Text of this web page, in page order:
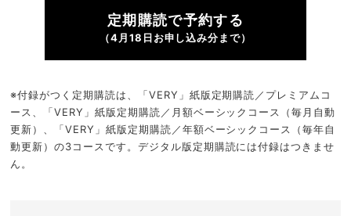
定期購読で予約する
（4月18日お申し込み分まで）
※付録がつく定期購読は、「VERY」紙版定期購読／プレミアムコ
ース、「VERY」紙版定期購読／月額ベーシックコース（毎月自動
更新）、「VERY」紙版定期購読／年額ベーシックコース（毎年自
動更新）の3コースです。デジタル版定期購読には付録はつきませ
ん。